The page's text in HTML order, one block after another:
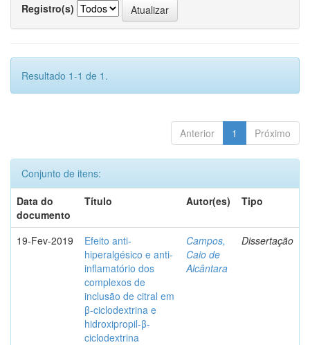
Registro(s)
Resultado 1-1 de 1.
Anterior 1 Próximo
Conjunto de itens:
Data do
documento
Título Autor(es) Tipo
19-Fev-2019
Efeito anti-
hiperalgésico e anti-
inflamatório dos
complexos de
inclusão de citral em
β-ciclodextrina e
hidroxipropil-β-
ciclodextrina
Campos,
Caio de
Alcântara
Dissertação